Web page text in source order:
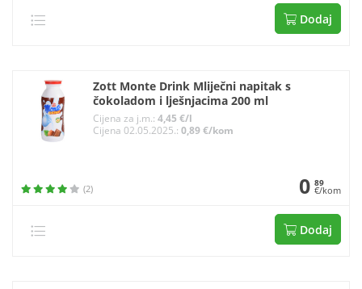
Dodaj
Zott Monte Drink Mliječni napitak s
čokoladom i lješnjacima 200 ml
Cijena za j.m.:4,45 €/l
Cijena 02.05.2025.:0,89 €/kom
(2) 0 89
€/kom
Dodaj